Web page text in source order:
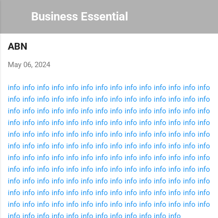
Skip to main content
Business Essential
ABN
May 06, 2024
info info info info info info info info info info info info info info
info info info info info info info info info info info info info info
info info info info info info info info info info info info info info
info info info info info info info info info info info info info info
info info info info info info info info info info info info info info
info info info info info info info info info info info info info info
info info info info info info info info info info info info info info
info info info info info info info info info info info info info info
info info info info info info info info info info info info info info
info info info info info info info info info info info info info info
info info info info info info info info info info info info info info
info info info info info info info info info info info info